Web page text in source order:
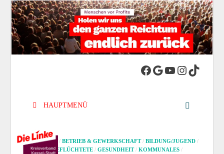
Kreisverband
Kassel-Stadt
HAUPTMENÜ
ALLGEMEIN /BETRIEB & GEWERKSCHAFT/BILDUNG/JUGEND /
FRAUEN/GEFLÜCHTETE /GESUNDHEIT/KOMMUNALES /